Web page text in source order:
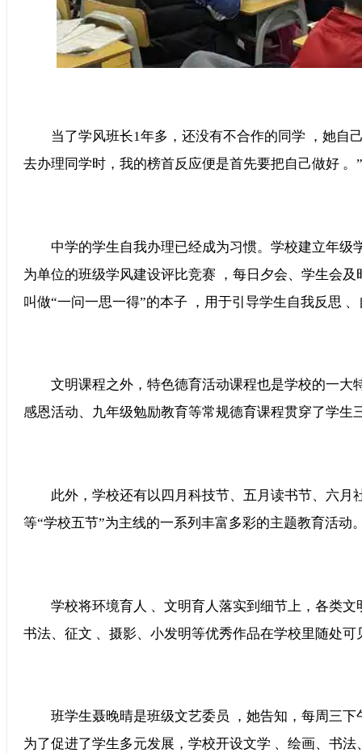
当了学风班长1年多，还没有不合作的同学 ，她自己
去办理同学时，我的榜首反应便是首先要把自己做好 。”
中学的学生自我办理已经成为习惯。学校建立年级
为单位的班级学风建设评比竞赛 ，每日夕会、学生会及时
叫做“一问一思一得”的本子 ，用于引导学生自我反思 、
文明课程之外，特色德育活动课程也是学校的一大特
感恩活动、九年级勉励教育等常规德育课程贯穿了学生
此外，学校还有以四月科技节、五月读书节、六月社
等“学校五节”为主线的一系列丰富多彩的主题教育活动
学校将环境育人 、文明育人落实到细节上，各类文明标
书法、征文 、摄影、小发明等优秀作品在学校里随处可
班学生聂晚晴是班级文艺委员 ，她告知，每周三下午上
为了促进了学生多元发展，学校开设文学 、绘画、书法